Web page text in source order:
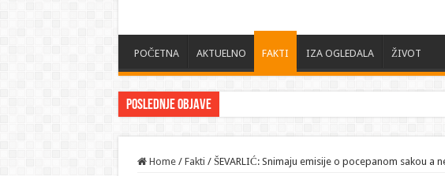
POČETNA AKTUELNO FAKTI IZA OGLEDALA ŽIVOT
Poslednje objave
Home / Fakti / ŠEVARLIĆ: Snimaju emisije o pocepanom sakou a